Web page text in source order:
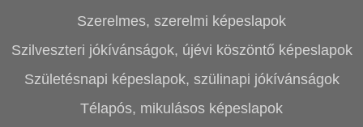
Szerelmes, szerelmi képeslapok
Szilveszteri jókívánságok, újévi köszöntő képeslapok
Születésnapi képeslapok, szülinapi jókívánságok
Télapós, mikulásos képeslapok